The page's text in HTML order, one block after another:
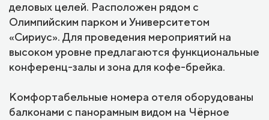
деловых целей. Расположен рядом с
Олимпийским парком и Университетом
«Сириус». Для проведения мероприятий на
высоком уровне предлагаются функциональные
конференц-залы и зона для кофе-брейка.
Комфортабельные номера отеля оборудованы
балконами с панорамным видом на Чёрное